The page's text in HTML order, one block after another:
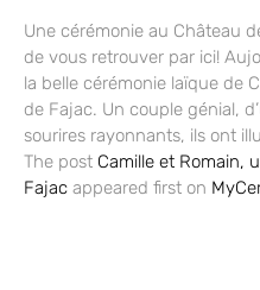
Une cérémonie au Château
de vous retrouver par ici!
la belle cérémonie laïque de
de Fajac. Un couple génial,
sourires rayonnants, ils ont
The post Camille et Romain,
Fajac appeared first on